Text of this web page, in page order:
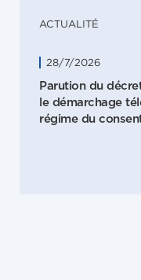
ACTUALITÉ
28/7/2026
Parution du
le démarchage
régime du